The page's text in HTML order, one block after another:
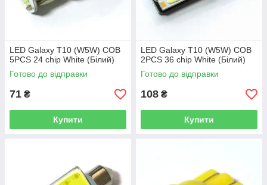
LED Galaxy T10 (W5W) COB
5PCS 24 chip White (Білий)
Готово до відправки
71 ₴
Купити
LED Galaxy T10 (W5W) COB
2PCS 36 chip White (Білий)
Готово до відправки
108 ₴
Купити